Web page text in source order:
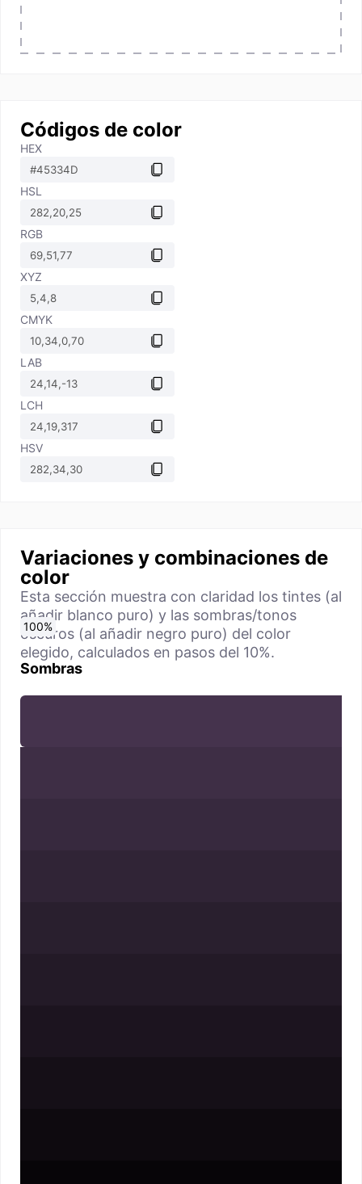
Códigos de color
HEX
HSL
RGB
XYZ
CMYK
LAB
LCH
HSV
Variaciones y combinaciones de
color
Esta sección muestra con claridad los tintes (al
añadir blanco puro) y las sombras/tonos
oscuros (al añadir negro puro) del color
elegido, calculados en pasos del 10%.
Sombras
0%
10%
20%
30%
40%
50%
60%
70%
80%
90%
100%